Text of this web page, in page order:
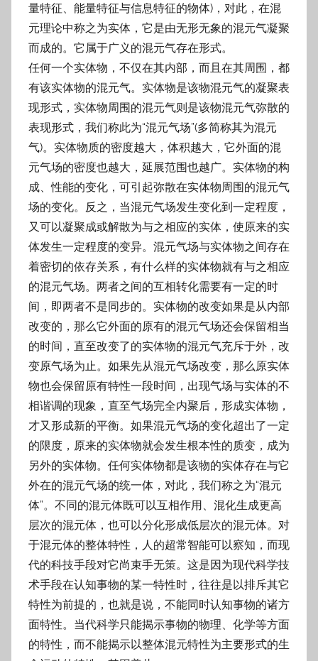
量特征、能量特征与信息特征的物体)，对此，在混
元理论中称之为实体，它是由无形无象的混元气凝聚
而成的。它属于广义的混元气存在形式。
任何一个实体物，不仅在其内部，而且在其周围，都
有该实体物的混元气。实体物是该物混元气的凝聚表
现形式，实体物周围的混元气则是该物混元气弥散的
表现形式，我们称此为“混元气场”(多简称其为混元
气)。实体物质的密度越大，体积越大，它外面的混
元气场的密度也越大，延展范围也越广。实体物的构
成、性能的变化，可引起弥散在实体物周围的混元气
场的变化。反之，当混元气场发生变化到一定程度，
又可以凝聚成或解散为与之相应的实体，使原来的实
体发生一定程度的变异。混元气场与实体物之间存在
着密切的依存关系，有什么样的实体物就有与之相应
的混元气场。两者之间的互相转化需要有一定的时
间，即两者不是同步的。实体物的改变如果是从内部
改变的，那么它外面的原有的混元气场还会保留相当
的时间，直至改变了的实体物的混元气充斥于外，改
变原气场为止。如果先从混元气场改变，那么原实体
物也会保留原有特性一段时间，出现气场与实体的不
相谐调的现象，直至气场完全内聚后，形成实体物，
才又形成新的平衡。如果混元气场的变化超出了一定
的限度，原来的实体物就会发生根本性的质变，成为
另外的实体物。任何实体物都是该物的实体存在与它
外在的混元气场的统一体，对此，我们称之为“混元
体”。不同的混元体既可以互相作用、混化生成更高
层次的混元体，也可以分化形成低层次的混元体。对
于混元体的整体特性，人的超常智能可以察知，而现
代的科技手段对它尚束手无策。这是因为现代科学技
术手段在认知事物的某一特性时，往往是以排斥其它
特性为前提的，也就是说，不能同时认知事物的诸方
面特性。当代科学只能揭示事物的物理、化学等方面
的特性，而不能揭示以整体混元特性为主要形式的生